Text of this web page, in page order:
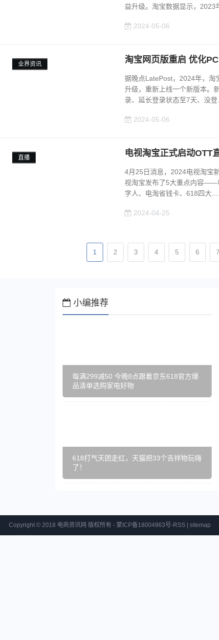
益升级。淘宝数据显示，2023
2024-05-06
业界资讯 淘宝网页版重启 优化
据晚点LatePost，2024年，淘
升级，重新上线一个新版本。
录、延长登录状态至7天、没
2024-05-06
直播 电视淘宝正式启动OTT
4月25日消息，2024电视淘宝
视淘宝发布了5大重点内容——
字人、电淘省钱卡、618四大....
2024-04-25
1 2 3 4 5 6
小编推荐
每满299减50 今晚8点跟着京东618官方爆
品清单选购家电好物
618打气天团走红，天猫把33个吉祥物玩嗨
了！
Copyright © 2018 电商资讯网 版权所有 - 蒙ICP备18004963号-RSS| sitemap